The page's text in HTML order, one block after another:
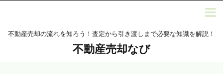
不動産売却の流れを知ろう！査定から引き渡しまで必要な知識を解説！
不動産売却なび